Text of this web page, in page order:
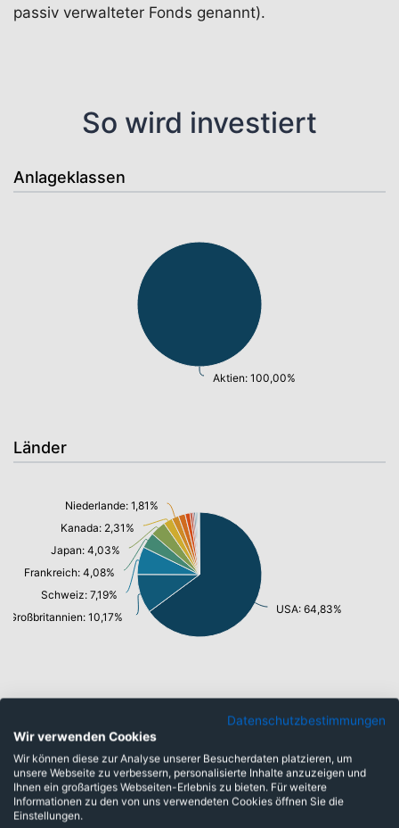
passiv verwalteter Fonds genannt).
So wird investiert
Anlageklassen
Aktien: 100,00%
Länder
USA: 64,83%
Großbritannien: 10,17%
Schweiz: 7,19%
Frankreich: 4,08%
Japan: 4,03%
Kanada: 2,31%
Niederlande: 1,81%
Pflegeprodukte: 7,27%
Agrarbetrieb: 1,23%
Großhandel Lebensmittel: 0,90%
Datenschutzbestimmungen
Wir verwenden Cookies
Wir können diese zur Analyse unserer Besucherdaten platzieren, um
unsere Webseite zu verbessern, personalisierte Inhalte anzuzeigen und
Ihnen ein großartiges Webseiten-Erlebnis zu bieten. Für weitere
Informationen zu den von uns verwendeten Cookies öffnen Sie die
Einstellungen.